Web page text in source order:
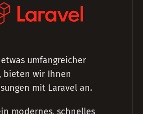
umfangreicher
bieten wir Ihnen
mit Laravel an.
modernes, schnelles